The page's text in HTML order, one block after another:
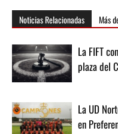
Noticias Relacionadas Más
La FIFT
plaza del
La UD
en